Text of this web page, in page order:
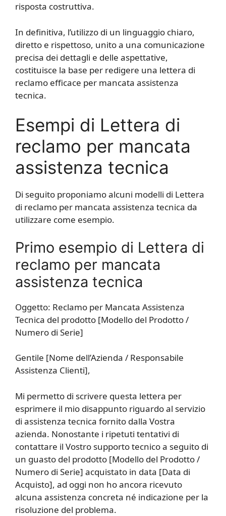
risposta costruttiva.
In definitiva, l’utilizzo di un linguaggio chiaro,
diretto e rispettoso, unito a una comunicazione
precisa dei dettagli e delle aspettative,
costituisce la base per redigere una lettera di
reclamo efficace per mancata assistenza
tecnica.
Esempi di Lettera di
reclamo per mancata
assistenza tecnica
Di seguito proponiamo alcuni modelli di Lettera
di reclamo per mancata assistenza tecnica da
utilizzare come esempio.
Primo esempio di Lettera di
reclamo per mancata
assistenza tecnica
Oggetto: Reclamo per Mancata Assistenza
Tecnica del prodotto [Modello del Prodotto /
Numero di Serie]
Gentile [Nome dell’Azienda / Responsabile
Assistenza Clienti],
Mi permetto di scrivere questa lettera per
esprimere il mio disappunto riguardo al servizio
di assistenza tecnica fornito dalla Vostra
azienda. Nonostante i ripetuti tentativi di
contattare il Vostro supporto tecnico a seguito di
un guasto del prodotto [Modello del Prodotto /
Numero di Serie] acquistato in data [Data di
Acquisto], ad oggi non ho ancora ricevuto
alcuna assistenza concreta né indicazione per la
risoluzione del problema.